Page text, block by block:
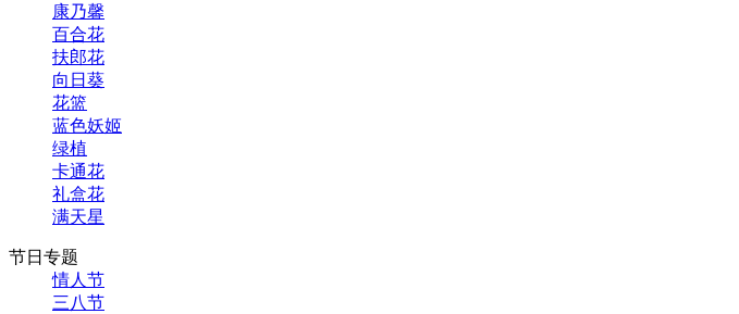
康乃馨
百合花
扶郎花
向日葵
花篮
蓝色妖姬
绿植
卡通花
礼盒花
满天星
节日专题
情人节
三八节